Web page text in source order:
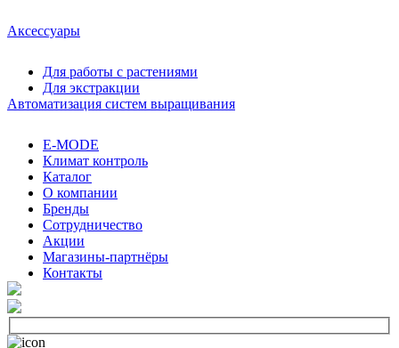
Аксессуары
Для работы с растениями
Для экстракции
Автоматизация систем выращивания
E-MODE
Климат контроль
Каталог
О компании
Бренды
Сотрудничество
Акции
Магазины-партнёры
Контакты